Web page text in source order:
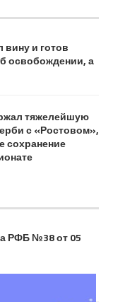
и готов
освобождении, а
тяжелейшую
с «Ростовом»,
сохранение
РФБ №38 от 05